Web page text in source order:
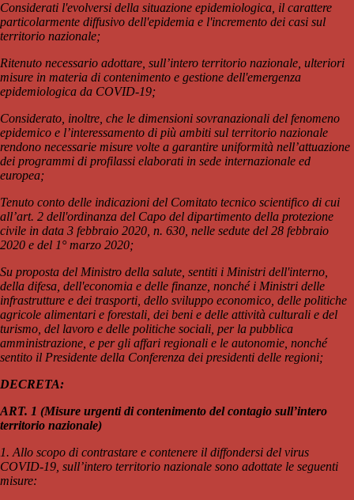
Considerati l'evolversi della situazione epidemiologica, il carattere
particolarmente diffusivo dell'epidemia e l'incremento dei casi sul
territorio nazionale;
Ritenuto necessario adottare, sull’intero territorio nazionale, ulteriori
misure in materia di contenimento e gestione dell'emergenza
epidemiologica da COVID-19;
Considerato, inoltre, che le dimensioni sovranazionali del fenomeno
epidemico e l’interessamento di più ambiti sul territorio nazionale
rendono necessarie misure volte a garantire uniformità nell’attuazione
dei programmi di profilassi elaborati in sede internazionale ed
europea;
Tenuto conto delle indicazioni del Comitato tecnico scientifico di cui
all’art. 2 dell'ordinanza del Capo del dipartimento della protezione
civile in data 3 febbraio 2020, n. 630, nelle sedute del 28 febbraio
2020 e del 1° marzo 2020;
Su proposta del Ministro della salute, sentiti i Ministri dell'interno,
della difesa, dell'economia e delle finanze, nonché i Ministri delle
infrastrutture e dei trasporti, dello sviluppo economico, delle politiche
agricole alimentari e forestali, dei beni e delle attività culturali e del
turismo, del lavoro e delle politiche sociali, per la pubblica
amministrazione, e per gli affari regionali e le autonomie, nonché
sentito il Presidente della Conferenza dei presidenti delle regioni;
DECRETA:
ART. 1 (Misure urgenti di contenimento del contagio sull’intero
territorio nazionale)
1. Allo scopo di contrastare e contenere il diffondersi del virus
COVID-19, sull’intero territorio nazionale sono adottate le seguenti
misure: